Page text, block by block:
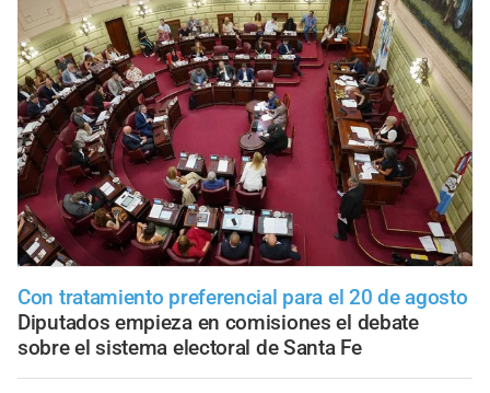
Con tratamiento preferencial para el 20 de agosto
Diputados empieza en comisiones el debate
sobre el sistema electoral de Santa Fe